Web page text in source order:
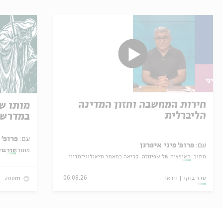
חירות המחשבה וחזון המדינה
הליברלית
עם: פרופ' פיני איפרגן
מתוך: האופציה של שפינוזה: קריאה במאמר תיאולוגי־מדיני
סדר בוקר וידאו 06.08.26
מותו
עם: פרופ' אביגדור שנאן
מתוך:סדר
zoom